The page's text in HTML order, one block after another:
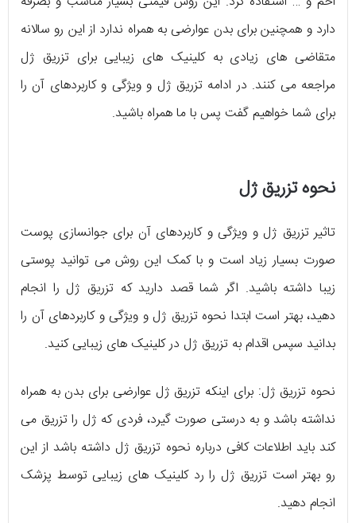
دارد و همچنین برای بدن عوارضی به همراه ندارد از این رو سالانه
متقاضی های زیادی به کلینیک های زیبایی برای تزریق ژل
مراجعه می کنند. در ادامه تزریق ژل و ویژگی و کاربردهای آن را
برای شما خواهیم گفت پس با ما همراه باشید.
نحوه تزریق ژل
تاثیر تزریق ژل و ویژگی و کاربردهای آن برای جوانسازی پوست
صورت بسیار زیاد است و با کمک این روش می توانید پوستی
زیبا داشته باشید. اگر شما قصد دارید که تزریق ژل را انجام
دهید، بهتر است ابتدا نحوه تزریق ژل و ویژگی و کاربردهای آن را
بدانید سپس اقدام به تزریق ژل در کلینیک های زیبایی کنید.
نحوه تزریق ژل: برای اینکه تزریق ژل عوارضی برای بدن به همراه
نداشته باشد و به درستی صورت گیرد، فردی که ژل را تزریق می
کند باید اطلاعات کافی درباره نحوه تزریق ژل داشته باشد از این
رو بهتر است تزریق ژل را رد کلینیک های زیبایی توسط پزشک
انجام دهید.